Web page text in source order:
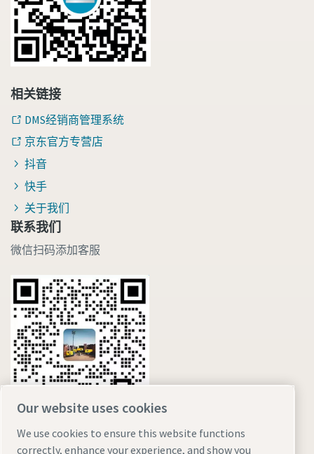
相关链接
DMS经销商管理系统
京东官方专营店
抖音
快手
关于我们
联系我们
微信扫码添加客服
Our website uses cookies
We use cookies to ensure this website functions
correctly, enhance your experience, and show you